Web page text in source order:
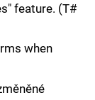
feature. (T#
when